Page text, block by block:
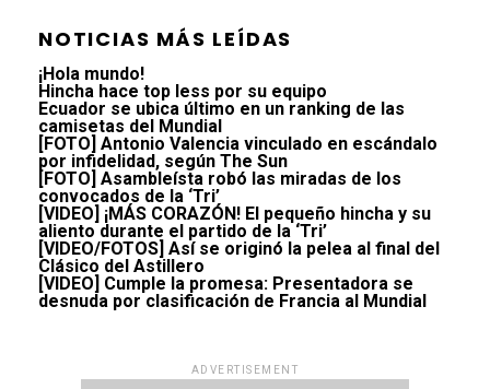
NOTICIAS MÁS LEÍDAS
¡Hola mundo!
Hincha hace top less por su equipo
Ecuador se ubica último en un ranking de las
camisetas del Mundial
[FOTO] Antonio Valencia vinculado en escándalo
por infidelidad, según The Sun
[FOTO] Asambleísta robó las miradas de los
convocados de la ‘Tri’
[VIDEO] ¡MÁS CORAZÓN! El pequeño hincha y su
aliento durante el partido de la ‘Tri’
[VIDEO/FOTOS] Así se originó la pelea al final del
Clásico del Astillero
[VIDEO] Cumple la promesa: Presentadora se
desnuda por clasificación de Francia al Mundial
ADVERTISEMENT